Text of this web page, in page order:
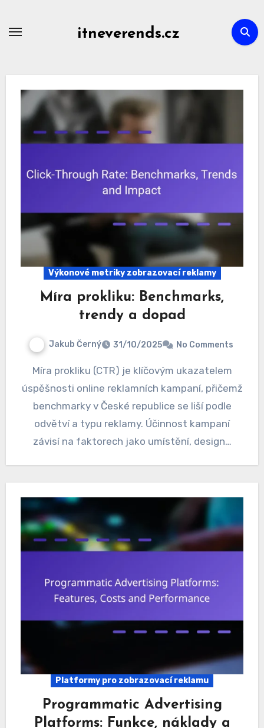
itneverends.cz
Výkonové metriky zobrazovací reklamy
Míra prokliku: Benchmarks,
trendy a dopad
Jakub Černý 31/10/2025 No Comments
Míra prokliku (CTR) je klíčovým ukazatelem
úspěšnosti online reklamních kampaní, přičemž
benchmarky v České republice se liší podle
odvětví a typu reklamy. Účinnost kampaní
závisí na faktorech jako umístění, design…
Platformy pro zobrazovací reklamu
Programmatic Advertising
Platforms: Funkce, náklady a